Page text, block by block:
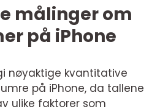
målinger om
på iPhone
nøyaktige kvantitative
på iPhone, da tallene
ulike faktorer som